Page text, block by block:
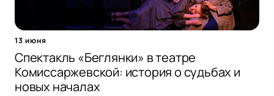
13 июня
Спектакль «Беглянки» в театре
Комиссаржевской: история о судьбах и
новых началах